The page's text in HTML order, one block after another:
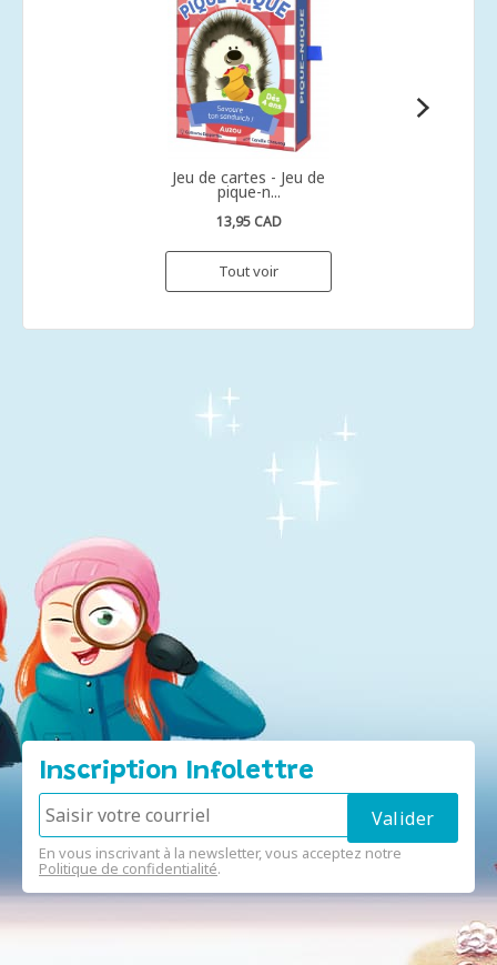
Jeu de cartes - Jeu de
pique-n...
13,95 CAD
Tout voir
Inscription Infolettre
En vous inscrivant à la newsletter, vous acceptez notre
Politique de confidentialité.